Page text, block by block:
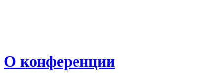
О конференции